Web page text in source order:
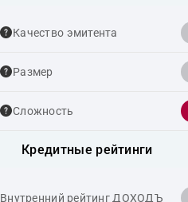
Качество эмитента
Размер
Сложность
Кредитные рейтинги
Внутренний рейтинг ДОХОДЪ